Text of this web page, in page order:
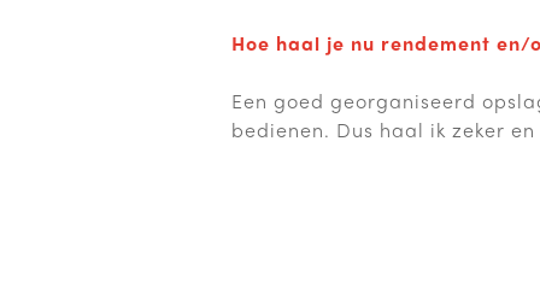
Hoe haal je nu rendement
Een goed georganiseerd
bedienen. Dus haal ik zeker